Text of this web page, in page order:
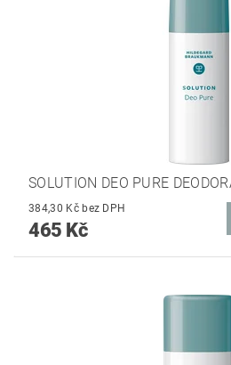
SOLUTION DEO PURE
384,30 Kč bez DPH
465 Kč